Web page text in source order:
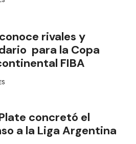
rivales y
para la Copa
FIBA
concretó el
a la Liga Argentina